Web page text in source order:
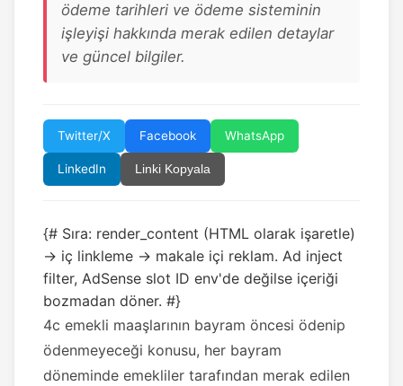
ödeme tarihleri ve ödeme sisteminin
işleyişi hakkında merak edilen detaylar
ve güncel bilgiler.
Twitter/X Facebook WhatsApp
LinkedIn Linki Kopyala
{# Sıra: render_content (HTML olarak işaretle)
→ iç linkleme → makale içi reklam. Ad inject
filter, AdSense slot ID env'de değilse içeriği
bozmadan döner. #}
4c emekli maaşlarının bayram öncesi ödenip
ödenmeyeceği konusu, her bayram
döneminde emekliler tarafından merak edilen